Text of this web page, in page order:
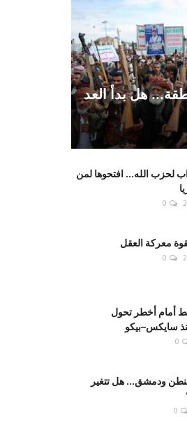
هل بدأ العد
لحزب الله... افتحوها لمن
0
معركة العقل
0
أمام أخطر تحول
سايكس–بيكو
0
ودمشق... هل تتغير
0